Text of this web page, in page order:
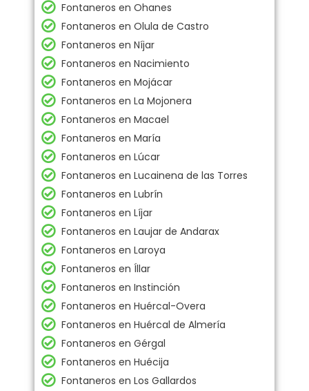
Fontaneros en Ohanes
Fontaneros en Olula de Castro
Fontaneros en Níjar
Fontaneros en Nacimiento
Fontaneros en Mojácar
Fontaneros en La Mojonera
Fontaneros en Macael
Fontaneros en María
Fontaneros en Lúcar
Fontaneros en Lucainena de las Torres
Fontaneros en Lubrín
Fontaneros en Líjar
Fontaneros en Laujar de Andarax
Fontaneros en Laroya
Fontaneros en Íllar
Fontaneros en Instinción
Fontaneros en Huércal-Overa
Fontaneros en Huércal de Almería
Fontaneros en Gérgal
Fontaneros en Huécija
Fontaneros en Los Gallardos